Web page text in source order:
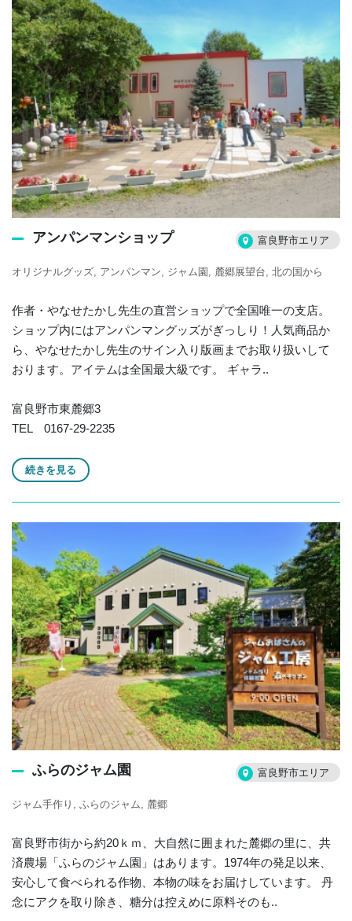
アンパンマンショップ 富良野市エリア
オリジナルグッズ アンパンマン ジャム園 麓郷展望台 北の国から
作者・やなせたかし先生の直営ショップで全国唯一の支店。
ショップ内にはアンパンマングッズがぎっしり！人気商品か
ら、やなせたかし先生のサイン入り版画までお取り扱いして
おります。アイテムは全国最大級です。 ギャラ..
富良野市東麓郷3
TEL 0167-29-2235
続きを見る
ふらのジャム園 富良野市エリア
ジャム手作り ふらのジャム 麓郷
富良野市街から約20ｋｍ、大自然に囲まれた麓郷の里に、共
済農場「ふらのジャム園」はあります。1974年の発足以来、
安心して食べられる作物、本物の味をお届けしています。 丹
念にアクを取り除き、糖分は控えめに原料そのも..